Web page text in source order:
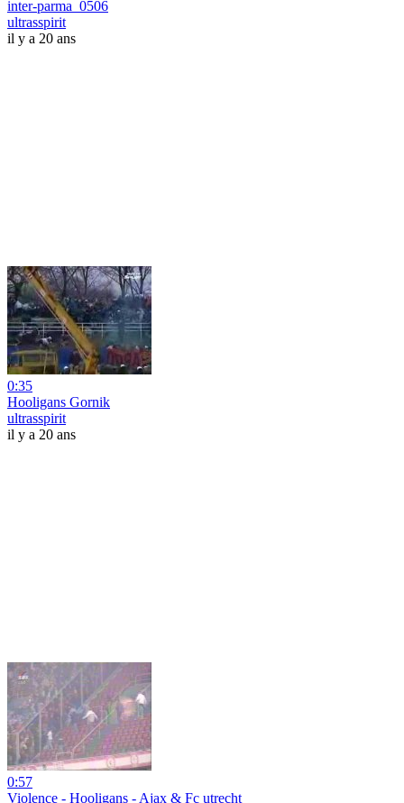
inter-parma_0506
ultrasspirit
il y a 20 ans
0:35
Hooligans Gornik
ultrasspirit
il y a 20 ans
0:57
Violence - Hooligans - Ajax & Fc utrecht